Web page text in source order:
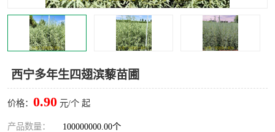
西宁多年生四翅滨藜苗圃
价格： 0.90 元/个 起
产品数量： 100000000.00个